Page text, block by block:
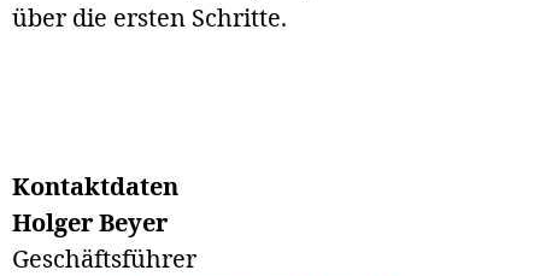
über die ersten Schritte.
Kontaktdaten
Holger Beyer
Geschäftsführer